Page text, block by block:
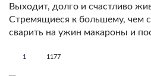
Выходит, долго и счастливо
Стремящиеся к большему, чем
сварить на ужин макароны и
1 1177